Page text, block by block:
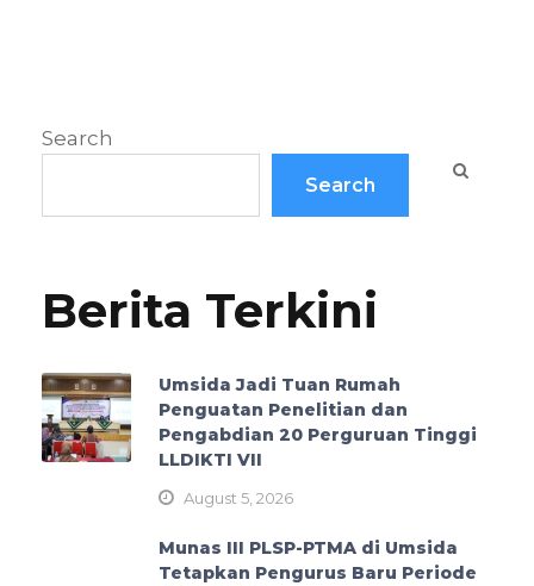
Search
Search
Berita Terkini
Umsida Jadi Tuan Rumah
Penguatan Penelitian dan
Pengabdian 20 Perguruan Tinggi
LLDIKTI VII
August 5, 2026
Munas III PLSP-PTMA di Umsida
Tetapkan Pengurus Baru Periode